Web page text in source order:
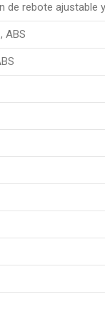
rebote ajustable
ABS